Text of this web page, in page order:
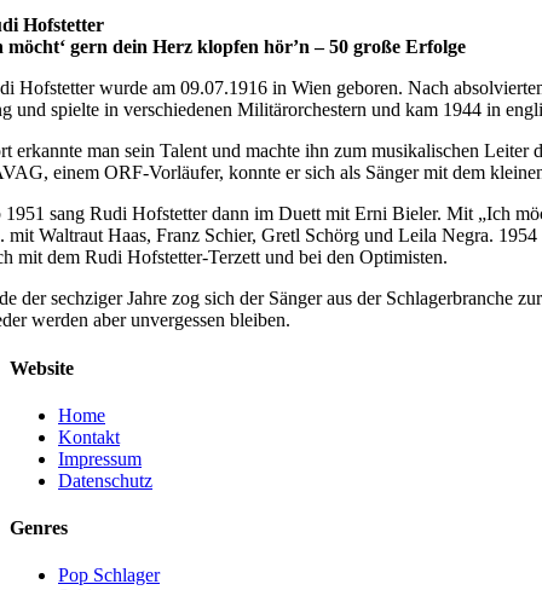
Hofstetter
möcht‘ gern dein Herz klopfen hör’n – 50 große Erfolge
Hofstetter wurde am 09.07.1916 in Wien geboren. Nach
und spielte in verschiedenen Militärorchestern und kam 1944 in
erkannte man sein Talent und machte ihn zum musikalischen
einem ORF-Vorläufer, konnte er sich als Sänger mit dem
1951 sang Rudi Hofstetter dann im Duett mit Erni Bieler. Mit „Ich
mit Waltraut Haas, Franz Schier, Gretl Schörg und Leila Negra.
mit dem Rudi Hofstetter-Terzett und bei den Optimisten.
der sechziger Jahre zog sich der Sänger aus der Schlagerbranche
werden aber unvergessen bleiben.
Website
Home
Kontakt
Impressum
Datenschutz
Genres
Pop Schlager